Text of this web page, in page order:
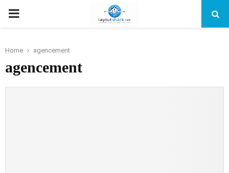
PRIMARY
Home agencement
agencement